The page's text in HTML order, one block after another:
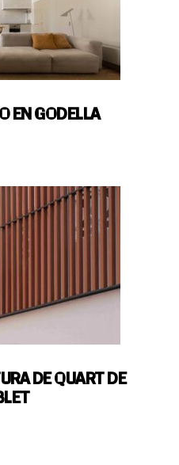
EN GODELLA
DE QUART DE